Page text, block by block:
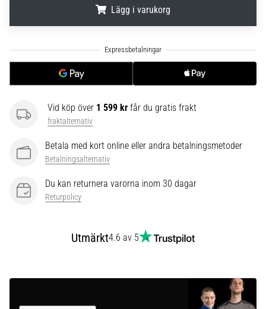
kraft
varje
beröring.
för
spelare
Lägg i varukorg
Vid köp över 1 599 kr får du gratis frakt
fraktalternativ
Betala med kort online eller andra betalningsmetoder
Betalningsalternativ
Du kan returnera varorna inom 30 dagar
Returpolicy
Utmärkt4.6 av 5